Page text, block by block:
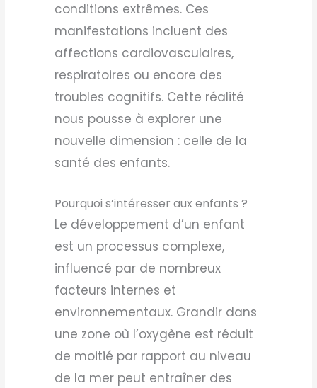
conditions extrêmes. Ces
manifestations incluent des
affections cardiovasculaires,
respiratoires ou encore des
troubles cognitifs. Cette réalité
nous pousse à explorer une
nouvelle dimension : celle de la
santé des enfants.
Pourquoi s’intéresser aux enfants ?
Le développement d’un enfant
est un processus complexe,
influencé par de nombreux
facteurs internes et
environnementaux. Grandir dans
une zone où l’oxygène est réduit
de moitié par rapport au niveau
de la mer peut entraîner des